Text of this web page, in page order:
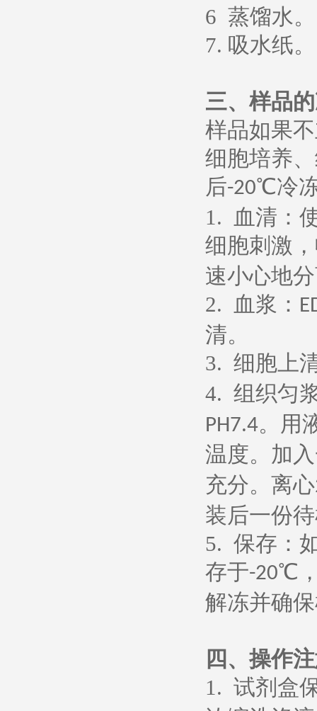
6 蒸馏水。
7. 吸水纸。
三、样品
样品如果
细胞培养
后-20℃冷
1.
血清：
细胞刺激
速小心地
2.
血浆：
清。
3. 细胞上
4. 组织匀
PH7.4。用
温度。加
充分。离心
装后一份
5. 保存：
存于-20℃
解冻并确
四、操作
1. 试剂盒